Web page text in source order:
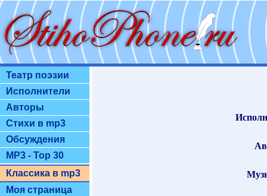
Театр поэзии
Исполнители
Авторы
Стихи в mp3
Обсуждения
MP3 - Top 30
Классика в mp3
Моя страница